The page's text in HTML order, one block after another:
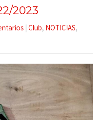
2023
| Club, NOTICIAS,